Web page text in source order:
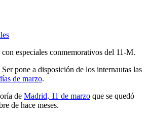
especiales conmemorativos del 11-M.
pone a disposición de los internautas las
de marzo.
de Madrid, 11 de marzo que se quedó
de hace meses.